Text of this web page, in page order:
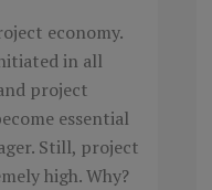
economy.
in all
project
essential
Still, project
high. Why?